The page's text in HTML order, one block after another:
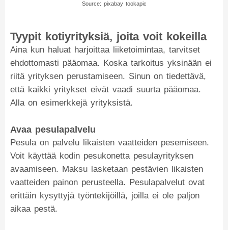
Source: pixabay tookapic
Tyypit kotiyrityksiä, joita voit kokeilla
Aina kun haluat harjoittaa liiketoimintaa, tarvitset
ehdottomasti pääomaa. Koska tarkoitus yksinään ei
riitä yrityksen perustamiseen. Sinun on tiedettävä,
että kaikki yritykset eivät vaadi suurta pääomaa.
Alla on esimerkkejä yrityksistä.
Avaa pesulapalvelu
Pesula on palvelu likaisten vaatteiden pesemiseen.
Voit käyttää kodin pesukonetta pesulayrityksen
avaamiseen. Maksu lasketaan pestävien likaisten
vaatteiden painon perusteella. Pesulapalvelut ovat
erittäin kysyttyjä työntekijöillä, joilla ei ole paljon
aikaa pestä.